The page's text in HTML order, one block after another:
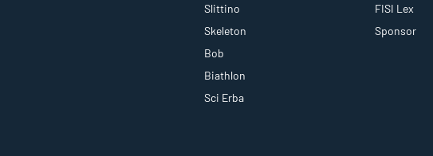
Slittino
Skeleton
Bob
Biathlon
Sci Erba
FISI Lex
Sponsor